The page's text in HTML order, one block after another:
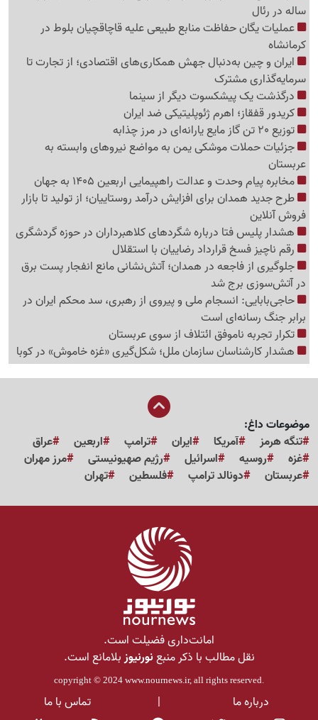
ساله در رئال
عملیات یگان حفاظت منابع طبیعی علیه قاچاقچیان بلوط در
کرمانشاه
ایران و چین به‌دنبال جهش همکاری‌های اقتصادی؛ از تجارت تا
سرمایه‌گذاری مشترک
درگذشت یک پیشکسوت دیگر از سینما
کریدور قفقاز؛ اهرم ژئوپلیتیکی ضد ایران
توزیع 20 تن گاز مایع یارانه‌ای در مرز چذابه
جزئیات حملات موشکی یمن به مواضع نیروهای وابسته به
عربستان
مخابره پیام وحدت و عدالت راهپیمایی اربعین 1405 به جهان
طرح جدید همدان برای افزایش درآمد روستاییان؛ از تولید تا بازار
فروش آنلاین
هشدار پلیس فتا درباره شگردهای کلاهبرداران در حوزه گردشگری
رقم ناچیز فسخ قرارداد رضاییان با استقلال
جلوگیری از فاجعه در همدان؛ آتش‌نشانی مانع انفجار پست برق
در آتش‌سوزی برج شد
حاجی‌بابایی: انسجام ملی و پیروی از رهبری، سد محکم ایران در
برابر جنگ رسانه‌ای است
تکرار تجربه ناموفق ائتلاف از سوی عربستان
هشدار کارشناسان سازمان ملل؛ شکل‌گیری «غزه‌ خاموش» در کوبا
موضوعات داغ:
تنگه هرمز
آمریکا ایران ترامپ اربعین
عراق
غزه
روسیه اسرائیل رژیم صهیونیستی
مرز مهران
عربستان
دونالد ترامپ فلسطین تهران
امانت‌داری فضیلت است.
نقل مطالب با ذکر منبعنورنیوزبلامانع است.
copyright © 2024 www.nournews.ir, all rights reserved.
درباره ما | تماس با ما